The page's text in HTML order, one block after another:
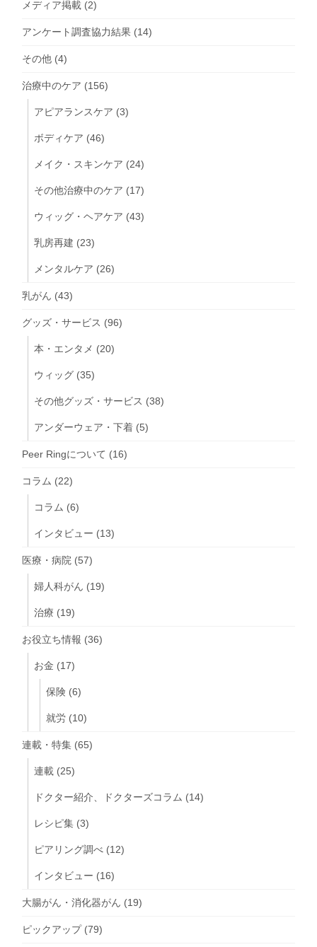
メディア掲載 (2)
アンケート調査協力結果 (14)
その他 (4)
治療中のケア (156)
アピアランスケア (3)
ボディケア (46)
メイク・スキンケア (24)
その他治療中のケア (17)
ウィッグ・ヘアケア (43)
乳房再建 (23)
メンタルケア (26)
乳がん (43)
グッズ・サービス (96)
本・エンタメ (20)
ウィッグ (35)
その他グッズ・サービス (38)
アンダーウェア・下着 (5)
Peer Ringについて (16)
コラム (22)
コラム (6)
インタビュー (13)
医療・病院 (57)
婦人科がん (19)
治療 (19)
お役立ち情報 (36)
お金 (17)
保険 (6)
就労 (10)
連載・特集 (65)
連載 (25)
ドクター紹介、ドクターズコラム (14)
レシピ集 (3)
ピアリング調べ (12)
インタビュー (16)
大腸がん・消化器がん (19)
ピックアップ(79)